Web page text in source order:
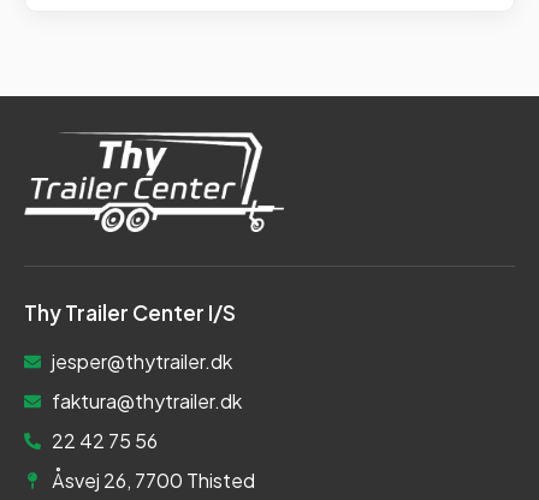
Thy Trailer Center I/S
jesper@thytrailer.dk
faktura@thytrailer.dk
22 42 75 56
Åsvej 26, 7700 Thisted